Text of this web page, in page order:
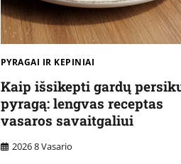
PYRAGAI IR KEPINIAI
Kaip išsikepti gardų
pyragą: lengvas receptas
vasaros savaitgaliui
2026 8 Vasario